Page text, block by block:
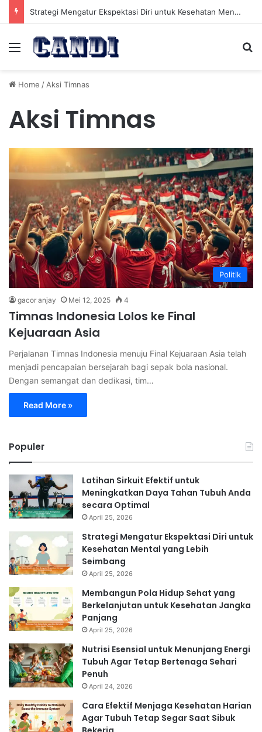
Strategi Mengatur Ekspektasi Diri untuk Kesehatan Mental yang Lebih Seimbang
Menu
Home / Aksi Timnas
Aksi Timnas
Politik
gacor anjay Mei 12, 2025 4
Timnas Indonesia Lolos ke Final
Kejuaraan Asia
Perjalanan Timnas Indonesia menuju Final Kejuaraan Asia telah
menjadi pencapaian bersejarah bagi sepak bola nasional.
Dengan semangat dan dedikasi, tim…
Read More »
Populer
Latihan Sirkuit Efektif untuk
Meningkatkan Daya Tahan Tubuh Anda
secara Optimal
April 25, 2026
Strategi Mengatur Ekspektasi Diri untuk
Kesehatan Mental yang Lebih
Seimbang
April 25, 2026
Membangun Pola Hidup Sehat yang
Berkelanjutan untuk Kesehatan Jangka
Panjang
April 25, 2026
Nutrisi Esensial untuk Menunjang Energi
Tubuh Agar Tetap Bertenaga Sehari
Penuh
April 24, 2026
Cara Efektif Menjaga Kesehatan Harian
Agar Tubuh Tetap Segar Saat Sibuk